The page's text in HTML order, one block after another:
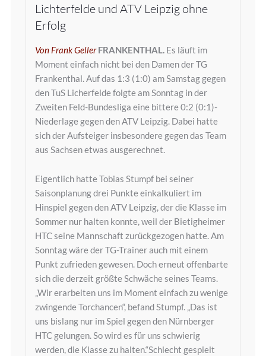
Lichterfelde und ATV Leipzig ohne
Erfolg
Von Frank Geller FRANKENTHAL.Es läuft im
Moment einfach nicht bei den Damen der TG
Frankenthal. Auf das 1:3 (1:0) am Samstag gegen
den TuS Licherfelde folgte am Sonntag in der
Zweiten Feld-Bundesliga eine bittere 0:2 (0:1)-
Niederlage gegen den ATV Leipzig. Dabei hatte
sich der Aufsteiger insbesondere gegen das Team
aus Sachsen etwas ausgerechnet.
Eigentlich hatte Tobias Stumpf bei seiner
Saisonplanung drei Punkte einkalkuliert im
Hinspiel gegen den ATV Leipzig, der die Klasse im
Sommer nur halten konnte, weil der Bietigheimer
HTC seine Mannschaft zurückgezogen hatte. Am
Sonntag wäre der TG-Trainer auch mit einem
Punkt zufrieden gewesen. Doch erneut offenbarte
sich die derzeit größte Schwäche seines Teams.
„Wir erarbeiten uns im Moment einfach zu wenige
zwingende Torchancen“, befand Stumpf. „Das ist
uns bislang nur im Spiel gegen den Nürnberger
HTC gelungen. So wird es für uns schwierig
werden, die Klasse zu halten.“Schlecht gespielt